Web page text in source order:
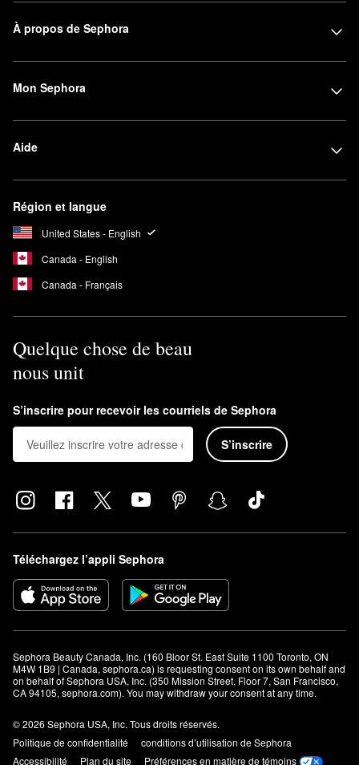
À propos de Sephora
Mon Sephora
Aide
Région et langue
United States - English
Canada - English
Canada - Français
Quelque chose de beau
nous unit
S’inscrire pour recevoir les courriels de Sephora
S’inscrire
Téléchargez l’appli Sephora
Sephora Beauty Canada, Inc. (160 Bloor St. East Suite 1100 Toronto, ON
M4W 1B9 | Canada, sephora.ca) is requesting consent on its own behalf and
on behalf of Sephora USA, Inc. (350 Mission Street, Floor 7, San Francisco,
CA 94105, sephora.com). You may withdraw your consent at any time.
© 2026 Sephora USA, Inc. Tous droits réservés.
Politique de confidentialité
conditions d’utilisation de Sephora
Accessibilité
Plan du site Préférences en matière de témoins